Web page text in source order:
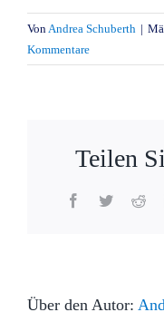
VonAndrea Schuberth |
Kommentare
Teilen
Facebook
Twitter
Über den Autor: